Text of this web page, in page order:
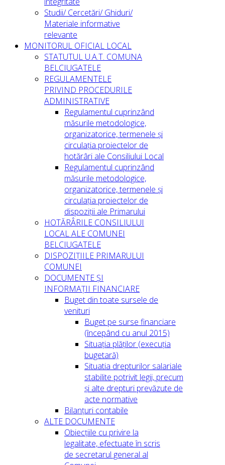
Studii/ Cercetări/ Ghiduri/
Materiale informative
relevante
MONITORUL OFICIAL LOCAL
STATUTUL U.A.T. COMUNA
BELCIUGATELE
REGULAMENTELE
PRIVIND PROCEDURILE
ADMINISTRATIVE
Regulamentul cuprinzând
măsurile metodologice,
organizatorice, termenele și
circulația proiectelor de
hotărâri ale Consiliului Local
Regulamentul cuprinzând
măsurile metodologice,
organizatorice, termenele și
circulația proiectelor de
dispoziții ale Primarului
HOTĂRÂRILE CONSILIULUI
LOCAL ALE COMUNEI
BELCIUGATELE
DISPOZIȚIILE PRIMARULUI
COMUNEI
DOCUMENTE ȘI
INFORMAȚII FINANCIARE
Buget din toate sursele de
venituri
Buget pe surse financiare
(începând cu anul 2015)
Situația plăților (execuția
bugetară)
Situatia drepturilor salariale
stabilite potrivit legii, precum
și alte drepturi prevăzute de
acte normative
Bilanțuri contabile
ALTE DOCUMENTE
Obiecțiile cu privire la
legalitate, efectuate în scris
de secretarul general al